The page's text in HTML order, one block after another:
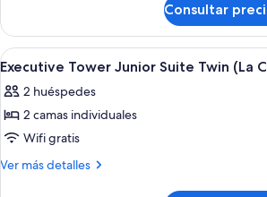
Suite
Double
(La
Cime
Access)
Tower
Junior
Suite
(La
Cime
Consultar
Abrir
todas
las
fotos
de
Executive
Una
6
Executive Tower Junior Suite Twin (La
2 huéspedes
2 camas individuales
Wifi gratis
Ver más detalles
Más